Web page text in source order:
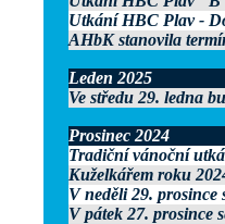
Utkání HBC Plav -
AHbK stanovila
Leden 2025
Ve středu 29. ledna
Prosinec 2024
Tradiční vánoční
Kuželkářem roku
V neděli 29.
V pátek 27. prosince